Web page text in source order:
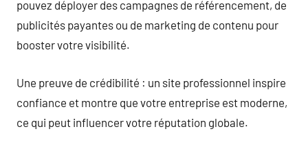
pouvez déployer des campagnes de référencement, de
publicités payantes ou de marketing de contenu pour
booster votre visibilité.
Une preuve de crédibilité : un site professionnel inspire
confiance et montre que votre entreprise est moderne,
ce qui peut influencer votre réputation globale.